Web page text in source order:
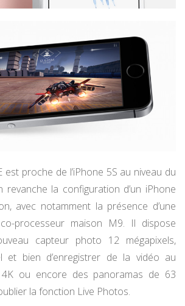
est proche de l’iPhone 5S au niveau du
revanche la configuration d’un iPhone
avec notamment la présence d’une
processeur maison M9. Il dispose
capteur photo 12 mégapixels,
et bien d’enregistrer de la vidéo au
ou encore des panoramas de 63
la fonction Live Photos.